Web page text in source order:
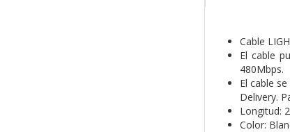
Cable
El cable
480Mbps.
El cable
Delivery.
Longitud:
Color: